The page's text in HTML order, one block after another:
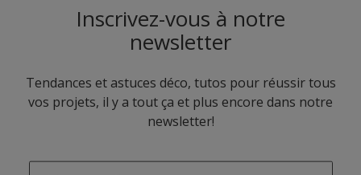
Inscrivez-vous à notre
newsletter
Tendances et astuces déco, tutos pour réussir tous
vos projets, il y a tout ça et plus encore dans notre
newsletter!
Application Sikkens Expert
Suivez Sikkens